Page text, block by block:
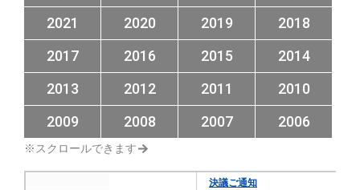
2021
2020 2019
2018
2017
2016 2015
2014
2013
2012 2011
2010
2009
2008 2007 2006
決議ご通知